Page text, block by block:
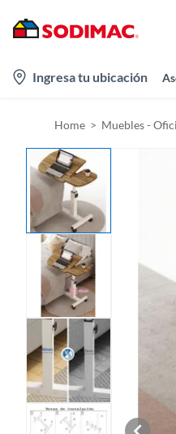
Ingresa tu ubicación
Home Muebles -